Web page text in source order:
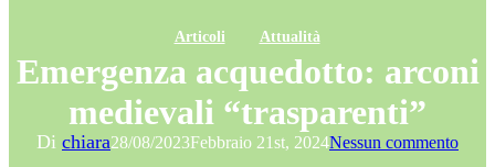
Articoli Attualità
Emergenza acquedotto: arconi
medievali “trasparenti”
Di chiara28/08/2023Febbraio 21st, 2024Nessun commento